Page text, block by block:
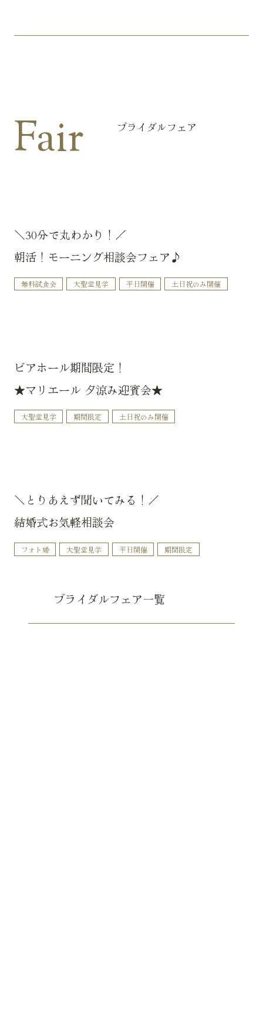
Fair ブライダルフェア
＼30分で丸わかり！／
朝活！モーニング相談会フェア♪
無料試食会 大聖堂見学 平日開催 土日祝のみ開催
ビアホール期間限定！
★マリエール 夕涼み迎賓会★
大聖堂見学 期間限定 土日祝のみ開催
＼とりあえず聞いてみる！／
結婚式お気軽相談会
フォト婚 大聖堂見学 平日開催 期間限定
ブライダルフェア一覧